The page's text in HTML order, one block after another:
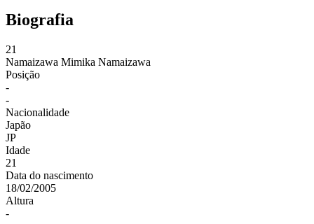
Biografia
21
Namaizawa Mimika Namaizawa
Posição
-
-
Nacionalidade
Japão
JP
Idade
21
Data do nascimento
18/02/2005
Altura
-